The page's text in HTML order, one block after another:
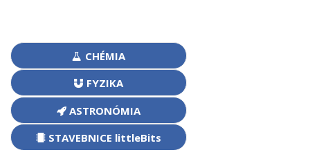
CHÉMIA
FYZIKA
ASTRONÓMIA
STAVEBNICE littleBits